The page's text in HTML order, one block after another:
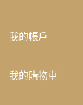
我的帳戶
我的購物車